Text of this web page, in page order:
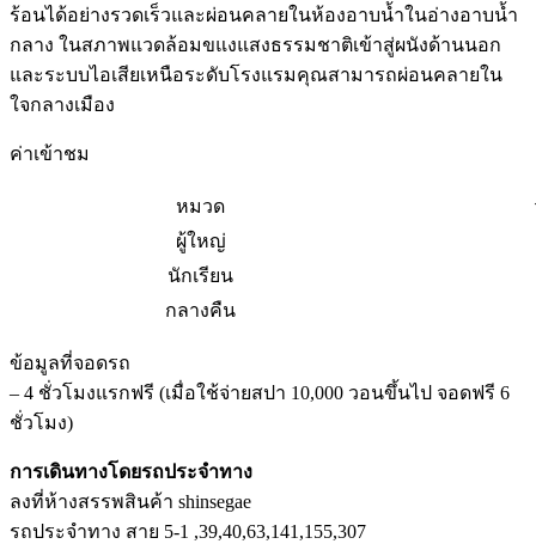
ร้อนได้อย่างรวดเร็วและผ่อนคลายในห้องอาบน้ำในอ่างอาบน้ำ
กลาง ในสภาพแวดล้อมขแงแสงธรรมชาติเข้าสู่ผนังด้านนอก
และระบบไอเสียเหนือระดับโรงแรมคุณสามารถผ่อนคลายใน
ใจกลางเมือง
ค่าเข้าชม
หมวด
ผู้ใหญ่
นักเรียน
กลางคืน
ข้อมูลที่จอดรถ
– 4 ชั่วโมงแรกฟรี (เมื่อใช้จ่ายสปา 10,000 วอนขึ้นไป จอดฟรี 6
ชั่วโมง)
การเดินทางโดยรถประจำทาง
ลงที่ห้างสรรพสินค้า shinsegae
รถประจำทาง สาย 5-1 ,39,40,63,141,155,307